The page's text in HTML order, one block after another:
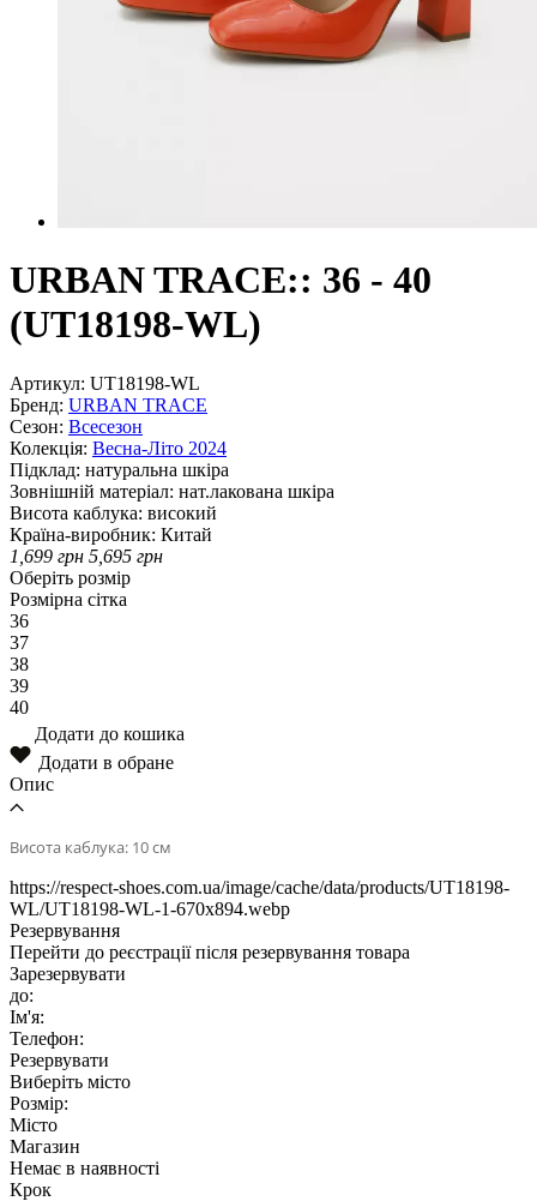
URBAN TRACE:: 36 - 40
(UT18198-WL)
Артикул: UT18198-WL
Бренд: URBAN TRACE
Сезон: Всесезон
Колекція: Весна-Літо 2024
Підклад: натуральна шкiра
Зовнішній матеріал: нат.лакована шкіра
Висота каблука: високий
Країна-виробник: Китай
1,699 грн 5,695 грн
Оберіть розмір
Розмірна сітка
36
37
38
39
40
Додати до кошика
Додати в обране
Опис
Висота каблука: 10 см
https://respect-shoes.com.ua/image/cache/data/products/UT18198-
WL/UT18198-WL-1-670x894.webp
Резервування
Перейти до реєстрації після резервування товара
Зарезервувати
до:
Ім'я:
Телефон:
Резервувати
Виберіть місто
Розмір:
Місто
Магазин
Немає в наявності
Крок